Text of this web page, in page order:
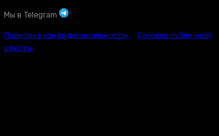
Мы в Telegram
Политика конфиденциальности
Договор публичной
оферты